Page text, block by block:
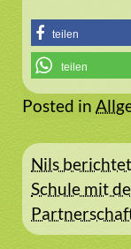
teilen
teilen
Posted in
Nils
Schule mit